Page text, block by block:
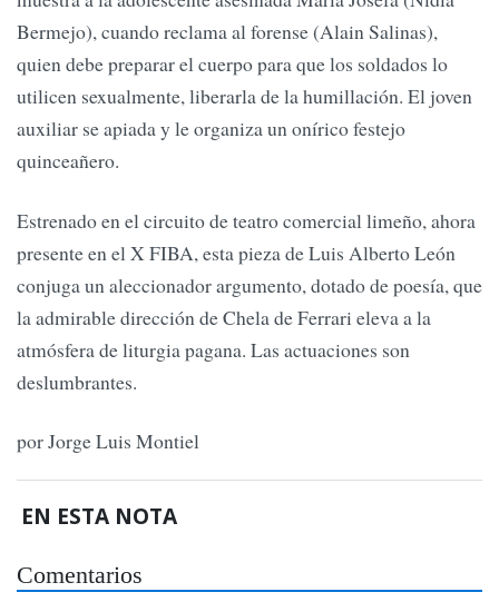
Bermejo), cuando reclama al forense (Alain Salinas),
quien debe preparar el cuerpo para que los soldados lo
utilicen sexualmente, liberarla de la humillación. El joven
auxiliar se apiada y le organiza un onírico festejo
quinceañero.
Estrenado en el circuito de teatro comercial limeño, ahora
presente en el X FIBA, esta pieza de Luis Alberto León
conjuga un aleccionador argumento, dotado de poesía, que
la admirable dirección de Chela de Ferrari eleva a la
atmósfera de liturgia pagana. Las actuaciones son
deslumbrantes.
por Jorge Luis Montiel
EN ESTA NOTA
Comentarios